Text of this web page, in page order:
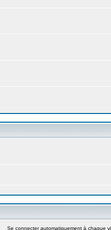
Se connecter automatiquement à chaque